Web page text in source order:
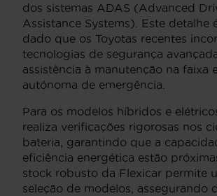
dos sistemas ADAS (Advanced
Assistance Systems). Este detalhe
dado que os Toyotas recentes
tecnologias de segurança
assistência à manutenção na faixa
autónoma de emergência.
Para os modelos híbridos e
realiza verificações rigorosas nos
bateria, garantindo que a
eficiência energética estão
stock robusto da Flexicar permite
seleção de modelos, assegurando